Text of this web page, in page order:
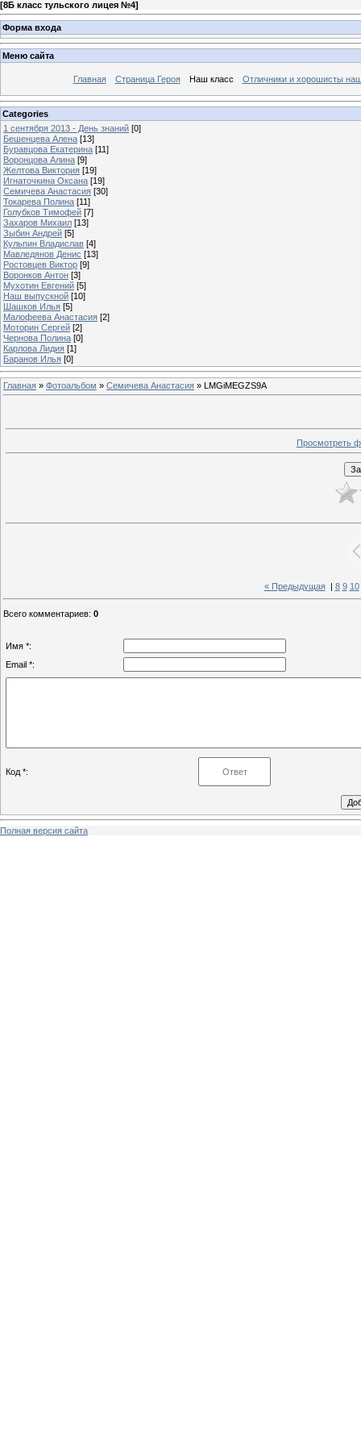
[8Б класс тульского лицея №4]
Форма входа
Меню сайта
Главная Страница Героя Наш класс Отличники и хорошисты
Categories
1 сентября 2013 - День знаний [0]
Бешенцева Алена [13]
Буравцова Екатерина [11]
Воронцова Алина [9]
Желтова Виктория [19]
Игнаточкина Оксана [19]
Семичева Анастасия [30]
Токарева Полина [11]
Голубков Тимофей [7]
Захаров Михаил [13]
Зыбин Андрей [5]
Кульпин Владислав [4]
Мавледянов Денис [13]
Ростовцев Виктор [9]
Воронков Антон [3]
Мухотин Евгений [5]
Наш выпускной [10]
Шашков Илья [5]
Малофеева Анастасия [2]
Моторин Сергей [2]
Чернова Полина [0]
Карлова Лидия [1]
Баранов Илья [0]
Главная » Фотоальбом » Семичева Анастасия » LMGiMEGZS9A
Просмотреть
« Предыдущая| 8 9 10
Всего комментариев: 0
Имя *:
Email *:
Код *:
Полная версия сайта